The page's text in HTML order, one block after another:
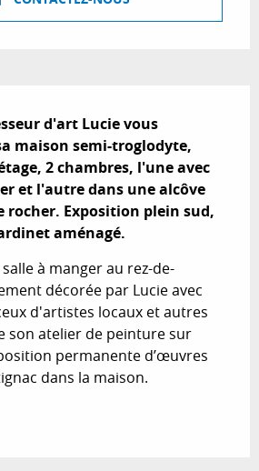
d'art Lucie vous
maison semi-troglodyte,
2 chambres, l'une avec
et l'autre dans une alcôve
rocher. Exposition plein sud,
aménagé.
à manger au rez-de-
décorée par Lucie avec
d'artistes locaux et autres
son atelier de peinture sur
permanente d’œuvres
dans la maison.